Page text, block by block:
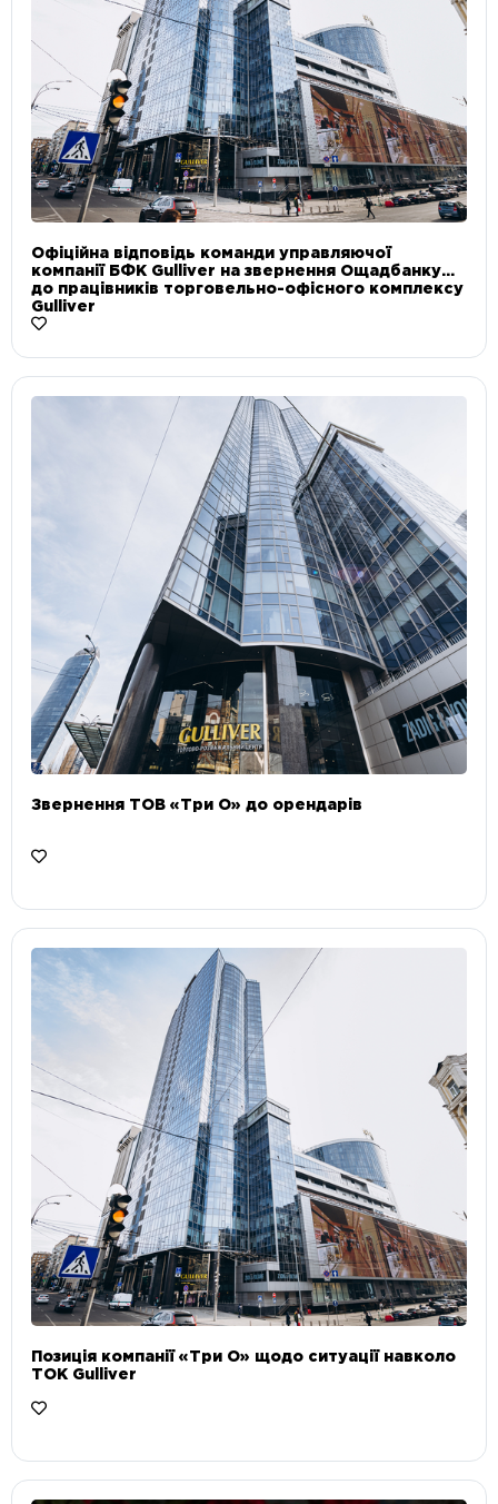
Офіційна відповідь команди управляючої
компанії БФК Gulliver на звернення Ощадбанку
до працівників торговельно-офісного комплексу
Gulliver
Звернення ТОВ «Три О» до орендарів
Позиція компанії «Три О» щодо ситуації навколо
ТОК Gulliver